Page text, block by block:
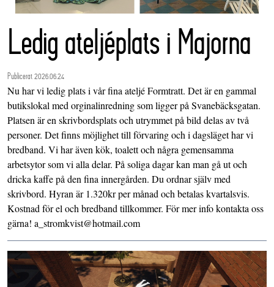
Ledig ateljéplats i Majorna
Publicerat 2026.06.24
Nu har vi ledig plats i vår fina ateljé Formtratt. Det är en gammal
butikslokal med orginalinredning som ligger på Svanebäcksgatan.
Platsen är en skrivbordsplats och utrymmet på bild delas av två
personer. Det finns möjlighet till förvaring och i dagsläget har vi
bredband. Vi har även kök, toalett och några gemensamma
arbetsytor som vi alla delar. På soliga dagar kan man gå ut och
dricka kaffe på den fina innergården. Du ordnar själv med
skrivbord. Hyran är 1.320kr per månad och betalas kvartalsvis.
Kostnad för el och bredband tillkommer. För mer info kontakta oss
gärna! a_stromkvist@hotmail.com